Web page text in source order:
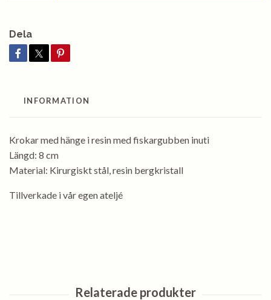
Dela
INFORMATION
Krokar med hänge i resin med fiskargubben inuti
Längd: 8 cm
Material: Kirurgiskt stål, resin bergkristall
Tillverkade i vår egen ateljé